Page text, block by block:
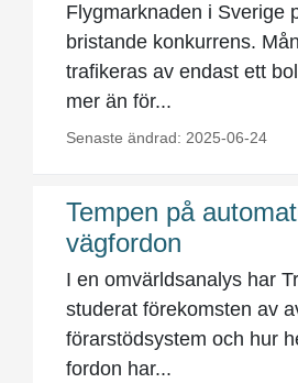
Flygmarknaden i Sverige
bristande konkurrens.
trafikeras av endast ett
mer än för...
Senaste ändrad: 2025-06-24
Tempen på
vägfordon
I en omvärldsanalys har
studerat förekomsten av
förarstödsystem och hur
fordon har...